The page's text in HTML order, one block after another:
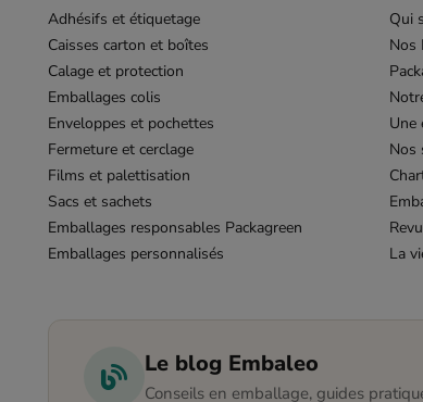
Adhésifs et étiquetage
Caisses carton et boîtes
Calage et protection
Emballages colis
Enveloppes et pochettes
Fermeture et cerclage
Films et palettisation
Sacs et sachets
Emballages responsables Packagreen
Emballages personnalisés
Qui
Nos
Une
Nos
La
Le blog Embaleo
Conseils en emballage, guides